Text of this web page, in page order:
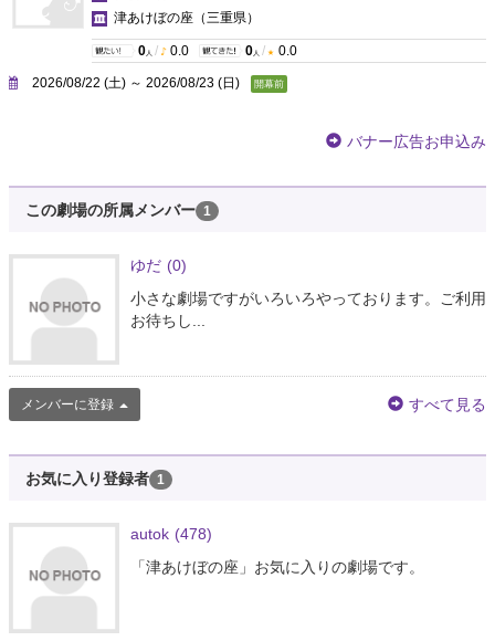
津あけぼの座 （三重県）
0 人 / 0.0 0 人 / 0.0
2026/08/22 (土) ～ 2026/08/23 (日) 開幕前
バナー広告お申込み
この劇場の所属メンバー 1
ゆだ (0)
小さな劇場ですがいろいろやっております。ご利用
お待ちし...
メンバーに登録 すべて見る
お気に入り登録者 1
autok (478)
「津あけぼの座」お気に入りの劇場です。